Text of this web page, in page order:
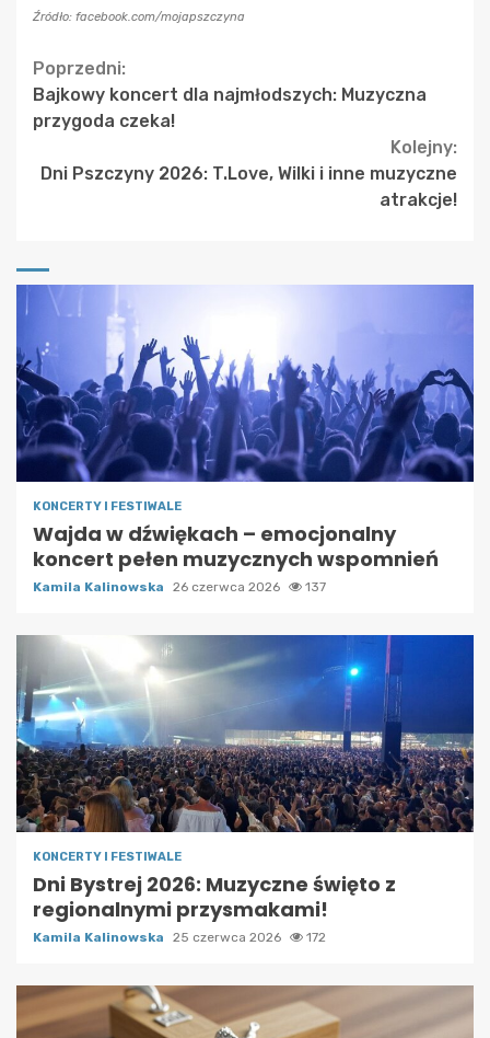
Źródło: facebook.com/mojapszczyna
Continue
Reading
Poprzedni:
Bajkowy koncert dla najmłodszych: Muzyczna
przygoda czeka!
Kolejny:
Dni Pszczyny 2026: T.Love, Wilki i inne muzyczne
atrakcje!
KONCERTY I FESTIWALE
Wajda w dźwiękach – emocjonalny
koncert pełen muzycznych wspomnień
Kamila Kalinowska 26 czerwca 2026 137
KONCERTY I FESTIWALE
Dni Bystrej 2026: Muzyczne święto z
regionalnymi przysmakami!
Kamila Kalinowska 25 czerwca 2026 172